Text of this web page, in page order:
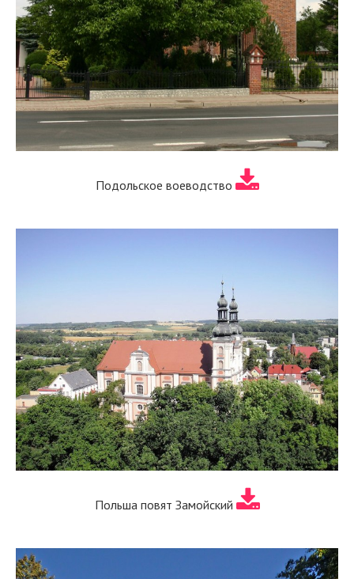
Подольское воеводство
Польша повят Замойский